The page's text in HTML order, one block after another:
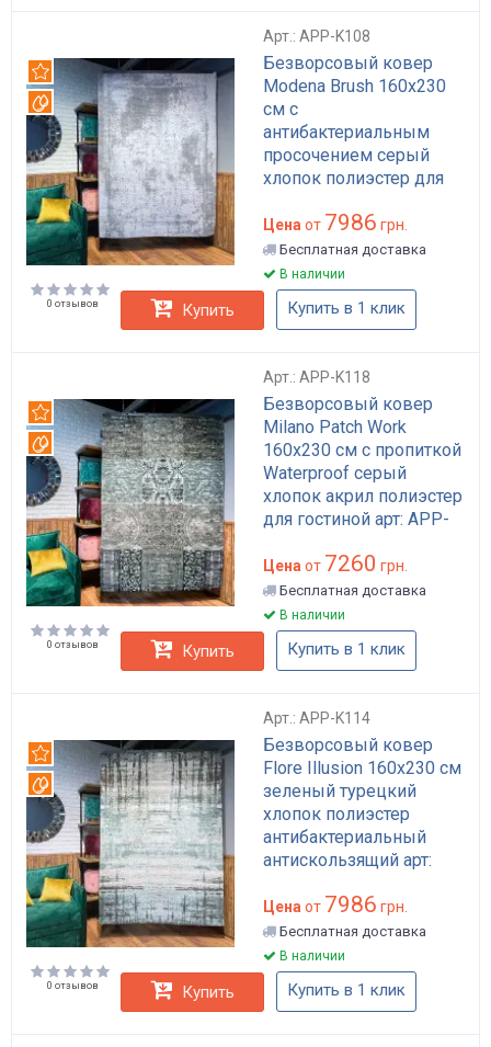
Арт.: APP-K108
Безворсовый ковер
Modena Brush 160x230
см с
антибактериальным
просочением серый
хлопок полиэстер для
K108
Рекомендуем
Вотерпруф
Цена от 7986 грн.
Бесплатная доставка
В наличии
0 отзывов Купить Купить в 1 клик
Арт.: APP-K118
Безворсовый ковер
Milano Patch Work
160x230 см с пропиткой
Waterproof серый
хлопок акрил полиэстер
для гостиной арт: APP-
Рекомендуем
Вотерпруф
Цена от 7260 грн.
Бесплатная доставка
В наличии
0 отзывов Купить Купить в 1 клик
Арт.: APP-K114
Безворсовый ковер
Flore Illusion 160x230 см
зеленый турецкий
хлопок полиэстер
антибактериальный
антискользящий арт:
Рекомендуем
Вотерпруф
Цена от 7986 грн.
Бесплатная доставка
В наличии
0 отзывов Купить Купить в 1 клик